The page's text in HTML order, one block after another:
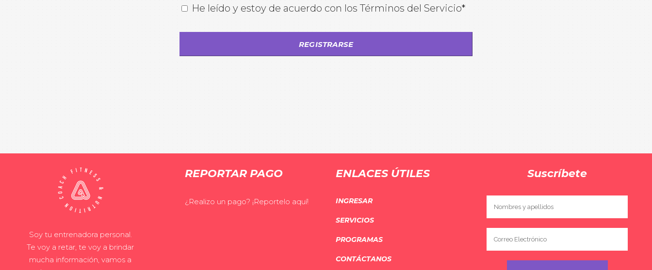
He leído y estoy de acuerdo con los Términos del Servicio*
Soy tu entrenadora personal.
Te voy a retar, te voy a brindar
mucha información, vamos a
REPORTAR PAGO
¿Realizo un pago? ¡Reportelo aquí!
ENLACES ÚTILES
INGRESAR
SERVICIOS
PROGRAMAS
CONTÁCTANOS
Suscríbete